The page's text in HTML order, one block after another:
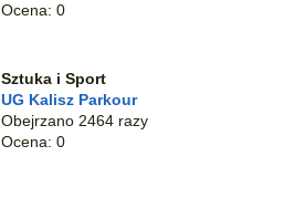
Ocena: 0
Sztuka i Sport
UG Kalisz Parkour
Obejrzano 2464 razy
Ocena: 0